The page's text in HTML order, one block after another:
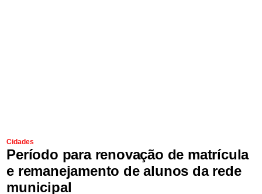
Cidades
Período para renovação de matrícula
e remanejamento de alunos da rede
municipal